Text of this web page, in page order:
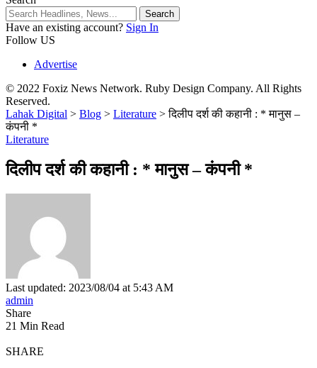
Have an existing account? Sign In
Follow US
Advertise
© 2022 Foxiz News Network. Ruby Design Company. All Rights
Reserved.
Lahak Digital > Blog > Literature >दिलीप दर्श की कहानी : * मानुस –
कंपनी *
Literature
दिलीप दर्श की कहानी : * मानुस – कंपनी *
Last updated: 2023/08/04 at 5:43 AM
admin
Share
21 Min Read
SHARE